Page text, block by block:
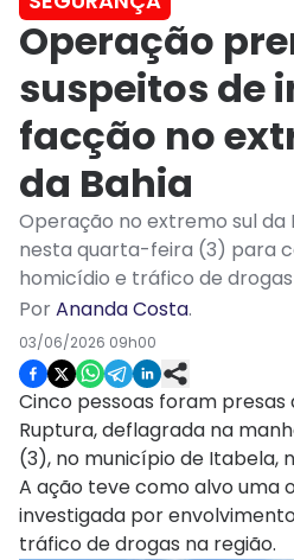
Operação
suspeitos de
facção no
da Bahia
Operação no extremo sul da
nesta quarta-feira (3) para
homicídio e tráfico de drogas
PorAnanda Costa.
03/06/2026 09h00
Cinco pessoas foram
Ruptura, deflagrada na
(3), no município de Itabela,
A ação teve como alvo uma
investigada por
tráfico de drogas na região.